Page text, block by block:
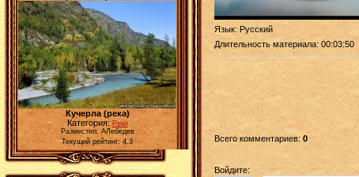
Кучерла (река)
Категория: Реки
Разместил: АЛебедев
Текущий рейтинг: 4.3
Язык: Русский
Длительность материала: 00:03:50
Всего комментариев: 0
Войдите: